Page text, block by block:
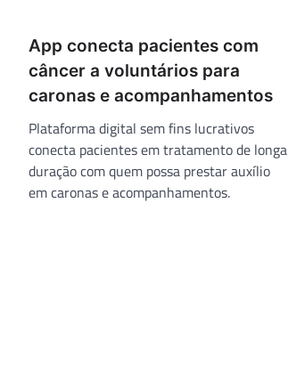
App conecta pacientes com
câncer a voluntários para
caronas e acompanhamentos
Plataforma digital sem fins lucrativos
conecta pacientes em tratamento de longa
duração com quem possa prestar auxílio
em caronas e acompanhamentos.